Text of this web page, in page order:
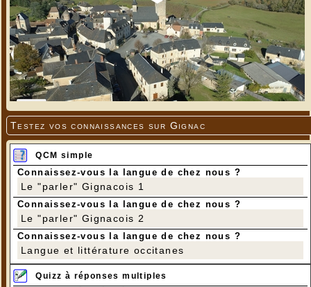
Testez vos connaissances sur Gignac
QCM simple
Connaissez-vous la langue de chez nous ?
Le "parler" Gignacois 1
Connaissez-vous la langue de chez nous ?
Le "parler" Gignacois 2
Connaissez-vous la langue de chez nous ?
Langue et littérature occitanes
Quizz à réponses multiples